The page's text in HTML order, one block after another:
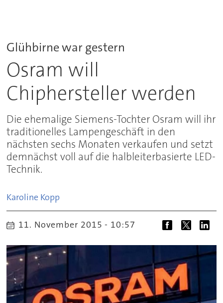
Glühbirne war gestern
Osram will
Chiphersteller werden
Die ehemalige Siemens-Tochter Osram will ihr
traditionelles Lampengeschäft in den
nächsten sechs Monaten verkaufen und setzt
demnächst voll auf die halbleiterbasierte LED-
Technik.
Karoline Kopp
11. November 2015 - 10:57